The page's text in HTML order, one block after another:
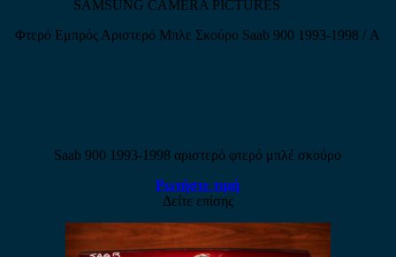
SAMSUNG CAMERA PICTURES
Φτερό Εμπρός Αριστερό Μπλε Σκούρο Saab 900 1993-1998 / Α
Saab 900 1993-1998 αριστερό φτερό μπλέ σκούρο
Ρωτήστε τιμή
Δείτε επίσης